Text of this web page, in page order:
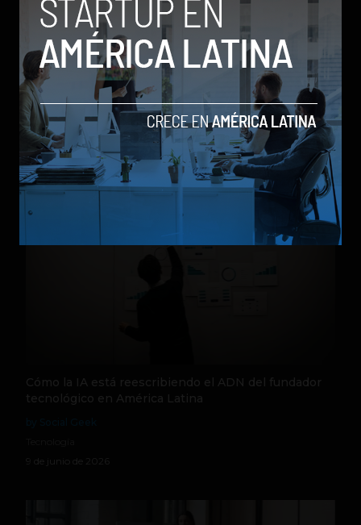
Microsoft apuesta por socios de IA para crecer en
América Latina
by Social Geek
Tecnología
30 de junio de 2026
Cómo la IA está reescribiendo el ADN del fundador
tecnológico en América Latina
9 de junio de 2026